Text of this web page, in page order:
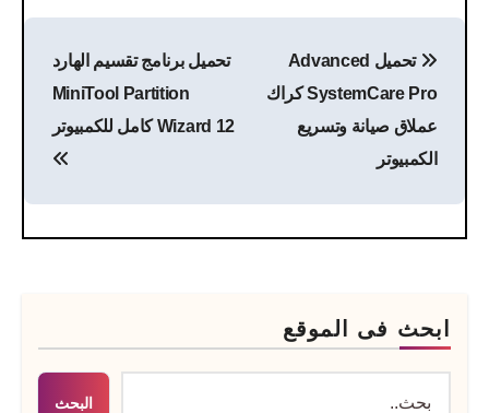
المقالات
تحميل Advanced
SystemCare Pro كراك
عملاق صيانة وتسريع
الكمبيوتر
تحميل برنامج تقسيم الهارد
MiniTool Partition
Wizard 12 كامل للكمبيوتر
ابحث فى الموقع
البحث